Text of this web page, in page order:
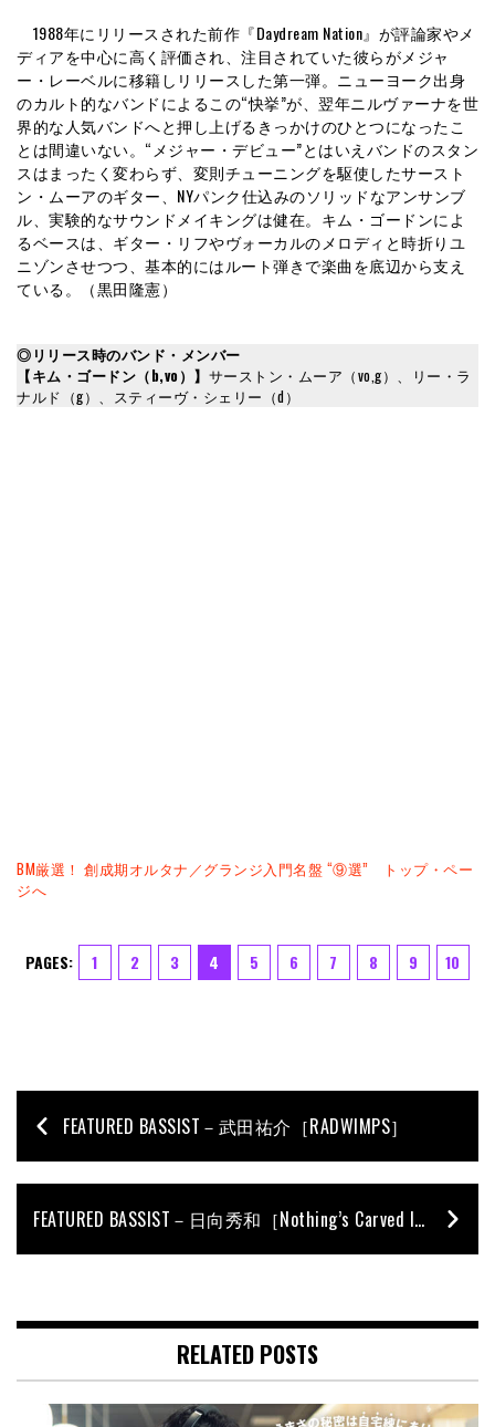
1988年にリリースされた前作『Daydream Nation』が評論家やメ
ディアを中心に高く評価され、注目されていた彼らがメジャ
ー・レーベルに移籍しリリースした第一弾。ニューヨーク出身
のカルト的なバンドによるこの“快挙”が、翌年ニルヴァーナを世
界的な人気バンドへと押し上げるきっかけのひとつになったこ
とは間違いない。“メジャー・デビュー”とはいえバンドのスタン
スはまったく変わらず、変則チューニングを駆使したサースト
ン・ムーアのギター、NYパンク仕込みのソリッドなアンサンブ
ル、実験的なサウンドメイキングは健在。キム・ゴードンによ
るベースは、ギター・リフやヴォーカルのメロディと時折りユ
ニゾンさせつつ、基本的にはルート弾きで楽曲を底辺から支え
ている。（黒田隆憲）
◎リリース時のバンド・メンバー
【キム・ゴードン（b,vo）】 サーストン・ムーア（vo,g）、リー・ラ
ナルド（g）、スティーヴ・シェリー（d）
BM厳選！ 創成期オルタナ／グランジ入門名盤 “⑨選” トップ・ペー
ジへ
PAGES: 1 2 3 4 5 6 7 8 9 10
FEATURED BASSIST－武田祐介［RADWIMPS］
FEATURED BASSIST－日向秀和［Nothing’s Carved In Stone］
RELATED POSTS